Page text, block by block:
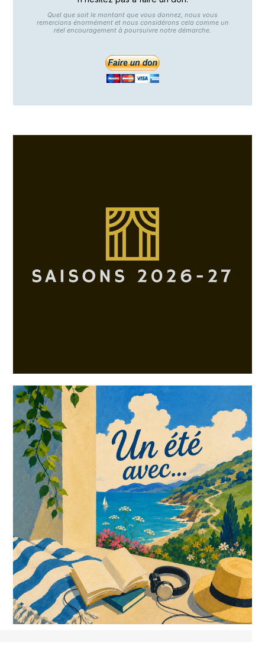
Quel que soit le montant que vous donnez, nous vous
remercions énormément et nous considérons cela comme un
réel encouragement à poursuivre notre démarche.